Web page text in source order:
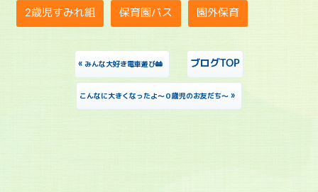
2歳児すみれ組 保育園バス 園外保育
« みんな大好き電車遊び🚋 ブログTOP
こんなに大きくなったよ～０歳児のお友だち～ »